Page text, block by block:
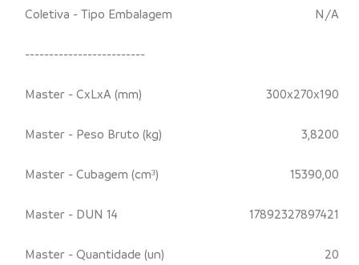
Coletiva - Tipo Embalagem N/A
-------------------------
Master - CxLxA (mm) 300x270x190
Master - Peso Bruto (kg) 3,8200
Master - Cubagem (cm³) 15390,00
Master - DUN 14 17892327897421
Master - Quantidade (un) 20